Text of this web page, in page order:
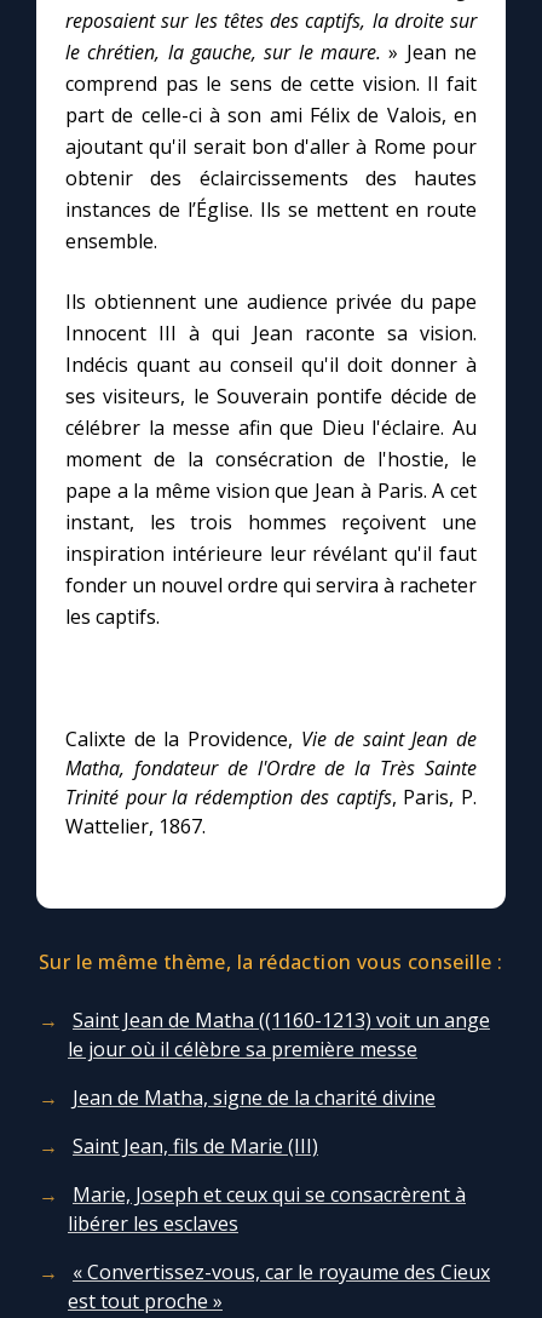
Une neuvaine
À la une
1000 Raisons de Croire
Chapelet pour le monde
Contact
Faire un don
Marie de Nazareth
reposaient sur les têtes des captifs, la droite sur
le chrétien, la gauche, sur le maure.» Jean ne
comprend pas le sens de cette vision. Il fait
part de celle-ci à son ami Félix de Valois, en
ajoutant qu'il serait bon d'aller à Rome pour
obtenir des éclaircissements des hautes
instances de l’Église. Ils se mettent en route
ensemble.
Ils obtiennent une audience privée du pape
Innocent III à qui Jean raconte sa vision.
Indécis quant au conseil qu'il doit donner à
ses visiteurs, le Souverain pontife décide de
célébrer la messe afin que Dieu l'éclaire. Au
moment de la consécration de l'hostie, le
pape a la même vision que Jean à Paris. A cet
instant, les trois hommes reçoivent une
inspiration intérieure leur révélant qu'il faut
fonder un nouvel ordre qui servira à racheter
les captifs.
Calixte de la Providence, Vie de saint Jean de
Matha, fondateur de l'Ordre de la Très Sainte
Trinité pour la rédemption des captifs, Paris, P.
Wattelier, 1867.
Sur le même thème, la rédaction vous conseille :
Saint Jean de Matha ((1160-1213) voit un ange
le jour où il célèbre sa première messe
Jean de Matha, signe de la charité divine
Saint Jean, fils de Marie (III)
Marie, Joseph et ceux qui se consacrèrent à
libérer les esclaves
« Convertissez-vous, car le royaume des Cieux
est tout proche »